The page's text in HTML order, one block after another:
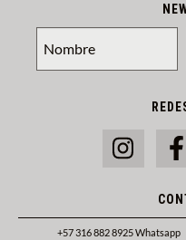
+57 316 882 8925 Whatsapp